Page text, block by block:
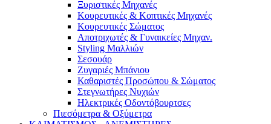
Ξυριστικές Μηχανές
Κουρευτικές & Κοπτικές Μηχανές
Κουρευτικές Σώματος
Αποτριχωτές & Γυναικείες Μηχαν.
Styling Μαλλιών
Σεσουάρ
Ζυγαριές Μπάνιου
Καθαριστές Προσώπου & Σώματος
Στεγνωτήρες Νυχιών
Ηλεκτρικές Οδοντόβουρτσες
Πιεσόμετρα & Οξύμετρα